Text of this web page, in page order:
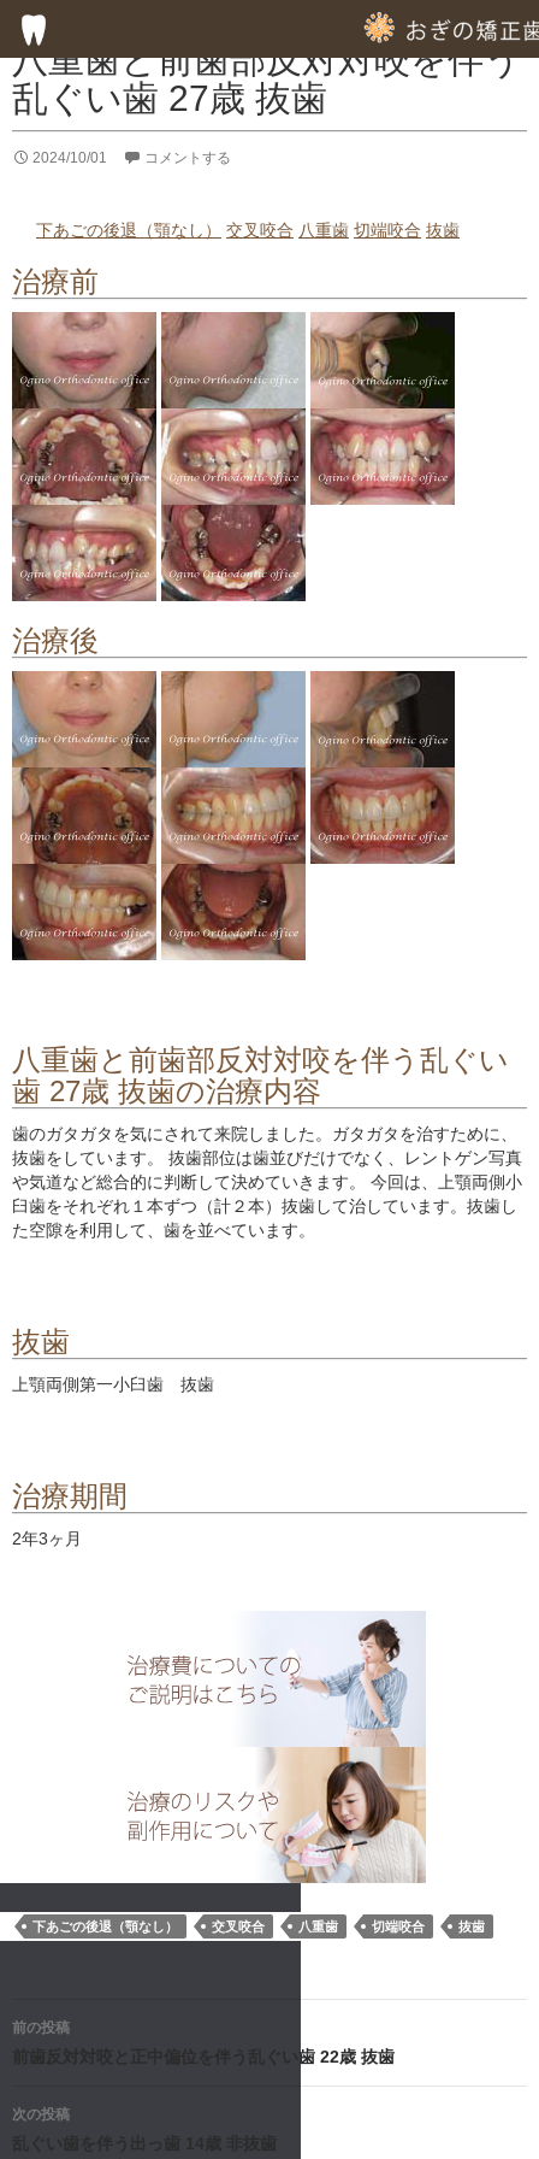
八重歯と前歯部反対対咬を伴う
乱ぐい歯 27歳 抜歯
2024/10/01 コメントする
下あごの後退（顎なし） 交叉咬合 八重歯 切端咬合 抜歯
治療前
治療後
八重歯と前歯部反対対咬を伴う乱ぐい
歯 27歳 抜歯の治療内容
歯のガタガタを気にされて来院しました。ガタガタを治すために、
抜歯をしています。 抜歯部位は歯並びだけでなく、レントゲン写真
や気道など総合的に判断して決めていきます。 今回は、上顎両側小
臼歯をそれぞれ１本ずつ（計２本）抜歯して治しています。抜歯し
た空隙を利用して、歯を並べています。
抜歯
上顎両側第一小臼歯 抜歯
治療期間
2年3ヶ月
下あごの後退（顎なし） 交叉咬合 八重歯 切端咬合 抜歯
投
稿
ナ
前の投稿
前歯反対対咬と正中偏位を伴う乱ぐい歯 22歳 抜歯
次の投稿
乱ぐい歯を伴う出っ歯 14歳 非抜歯
HOME
子供の歯列矯正
成人の歯列矯正
フッ素塗布による虫歯予防
専門的な徹底した歯みがき指導
専門的な虫歯予防の指導
歯周病のための歯列矯正
部分的歯列矯正
顎関節症の治療
矯正治療のリスクや副作用について